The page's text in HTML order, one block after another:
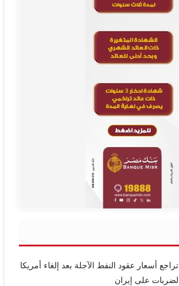
تراجع أسعار عقود النفط الآجلة بعد إلغاء أمريكا
لضربات على إيران